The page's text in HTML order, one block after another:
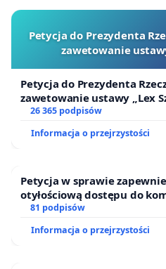
Petycja do Prezydenta
zawetowanie
Petycja do Prezydenta
zawetowanie ustawy „Lex
26 365 podpisów
Informacja o przejrzystości
Petycja w sprawie
otyłościową dostępu do
oraz programów
81 podpisów
Informacja o przejrzystości